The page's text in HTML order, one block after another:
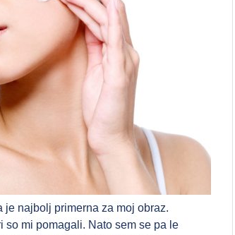
je najbolj primerna za moj obraz.
so mi pomagali. Nato sem se pa le